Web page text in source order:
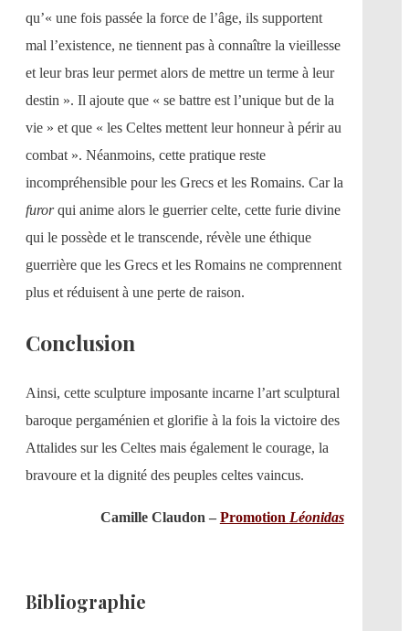
qu’« une fois passée la force de l’âge, ils supportent
mal l’existence, ne tiennent pas à connaître la vieillesse
et leur bras leur permet alors de mettre un terme à leur
destin ». Il ajoute que « se battre est l’unique but de la
vie » et que « les Celtes mettent leur honneur à périr au
combat ». Néanmoins, cette pratique reste
incompréhensible pour les Grecs et les Romains. Car la
furorqui anime alors le guerrier celte, cette furie divine
qui le possède et le transcende, révèle une éthique
guerrière que les Grecs et les Romains ne comprennent
plus et réduisent à une perte de raison.
Conclusion
Ainsi, cette sculpture imposante incarne l’art sculptural
baroque pergaménien et glorifie à la fois la victoire des
Attalides sur les Celtes mais également le courage, la
bravoure et la dignité des peuples celtes vaincus.
Camille Claudon – Promotion Léonidas
Bibliographie